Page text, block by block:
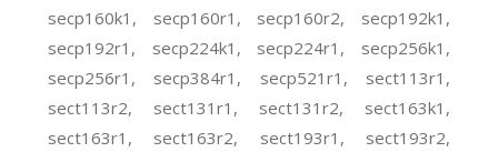
secp160k1, secp160r1, secp160r2, secp192k1,
secp192r1, secp224k1, secp224r1, secp256k1,
secp256r1, secp384r1, secp521r1, sect113r1,
sect113r2, sect131r1, sect131r2, sect163k1,
sect163r1, sect163r2, sect193r1, sect193r2,